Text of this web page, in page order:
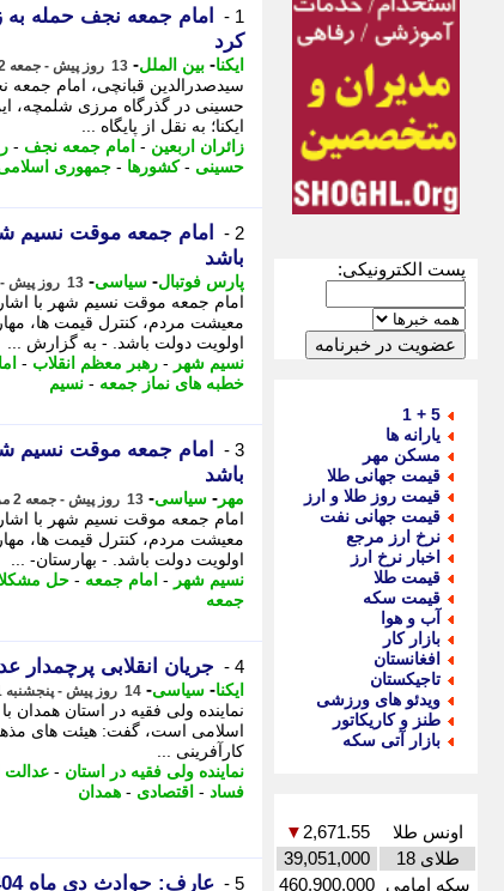
پست الکترونیکی:
5 + 1
یارانه ها
مسکن مهر
قیمت جهانی طلا
قیمت روز طلا و ارز
قیمت جهانی نفت
نرخ ارز مرجع
اخبار نرخ ارز
قیمت طلا
قیمت سکه
آب و هوا
بازار کار
افغانستان
تاجیکستان
ویدئو های ورزشی
طنز و کاریکاتور
بازار آتی سکه
اونس طلا 2,671.55
▼
طلای 18
39,051,000
سکه امامی 460,900,000
1 -
امام جمعه نجف حمله به
کرد
ایکنا- بین الملل- 13 روز پیش - جمعه 2 مرداد 1405، 20:32
سیدصدرالدین قبانچی، امام
حسینی در گذرگاه مرزی شلمچه،
ایکنا؛ به نقل از پایگاه ...
زائران اربعین - امام جمعه نجف -
حسینی -کشورها - جمهوری اسلامی
2 -
امام جمعه موقت نسیم
باشد
پارس فوتبال- سیاسی- 13 روز پیش - جمعه 2 مرداد 1405، 18:33
امام جمعه موقت نسیم شهر با
معیشت مردم، کنترل قیمت ها،
اولویت دولت باشد. - به گزارش ...
نسیم شهر - رهبر معظم انقلاب -
خطبه های نماز جمعه - نسیم
3 -
امام جمعه موقت نسیم
باشد
مهر - سیاسی- 13 روز پیش - جمعه 2 مرداد 1405، 16:00
امام جمعه موقت نسیم شهر با
معیشت مردم، کنترل قیمت ها،
اولویت دولت باشد. - بهارستان- ...
نسیم شهر - امام جمعه - حل
جمعه
4 - جریان انقلابی پرچمدار
ایکنا- سیاسی- 14 روز پیش - پنجشنبه 1 مرداد 1405، 17:27
نماینده ولی فقیه در استان همدان
اسلامی است، گفت: هیئت های
کارآفرینی ...
نماینده ولی فقیه در استان - عدالت
فساد - اقتصادی - همدان
5 - عارف: حوادث دی ماه 1404 هزینه های سنگین انسانی و مادی برای کشور به همراه داشت